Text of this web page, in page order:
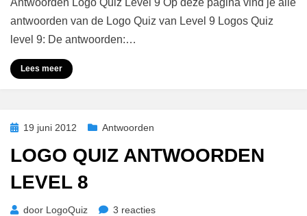
Quiz
Antwoorden
Antwoorden Logo Quiz Level 9 Op deze pagina vind je alle
antwoorden van de Logo Quiz van Level 9 Logos Quiz
level 9: De antwoorden:…
Lees meer
Geplaatst
19 juni 2012 Antwoorden
LOGO QUIZ ANTWOORDEN
LEVEL 8
door LogoQuiz 3 reactiesop